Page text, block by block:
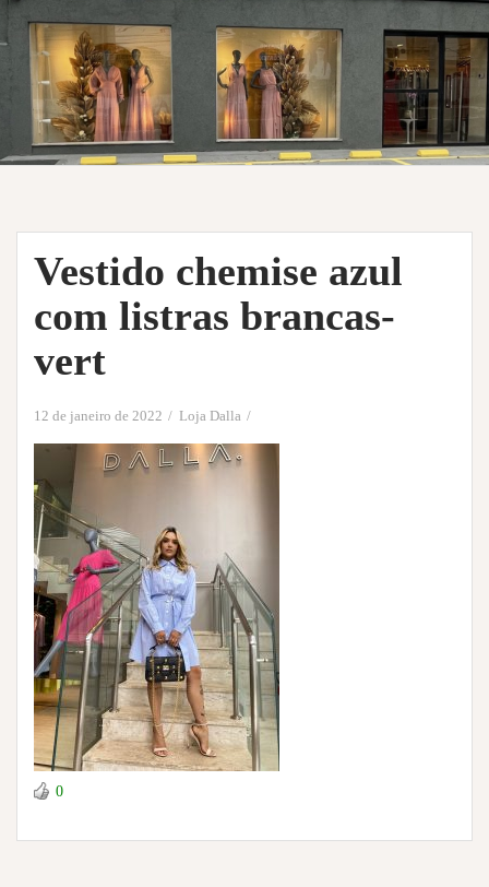
Vestido chemise azul
com listras brancas-
vert
12 de janeiro de 2022 Loja Dalla
0